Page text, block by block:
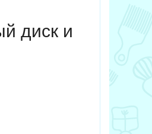
диск и